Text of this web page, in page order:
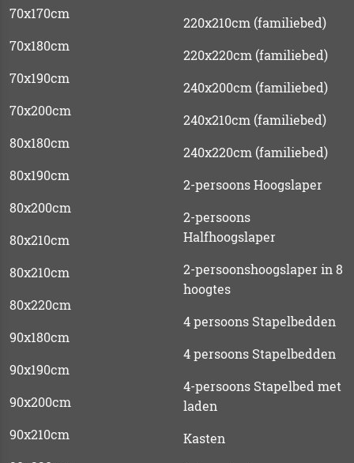
70x170cm
70x180cm
70x190cm
70x200cm
80x180cm
80x190cm
80x200cm
80x210cm
80x210cm
80x220cm
90x180cm
90x190cm
90x200cm
90x210cm
220x210cm (familiebed)
220x220cm (familiebed)
240x200cm (familiebed)
240x210cm (familiebed)
240x220cm (familiebed)
2-persoons Hoogslaper
2-persoons
Halfhoogslaper
2-persoonshoogslaper in 8
hoogtes
4 persoons Stapelbedden
4 persoons Stapelbedden
4-persoons Stapelbed met
laden
Kasten